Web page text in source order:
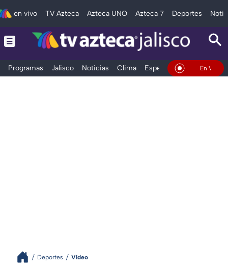
en vivo TV Azteca Azteca UNO Azteca 7 Deportes
Programas Jalisco Noticias Clima Espectáculos Deportes
En Vivo
Deportes Video